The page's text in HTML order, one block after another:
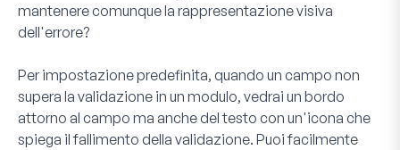
mantenere comunque la rappresentazione visiva
dell'errore?
Per impostazione predefinita, quando un campo non
supera la validazione in un modulo, vedrai un bordo
attorno al campo ma anche del testo con un'icona che
spiega il fallimento della validazione. Puoi facilmente